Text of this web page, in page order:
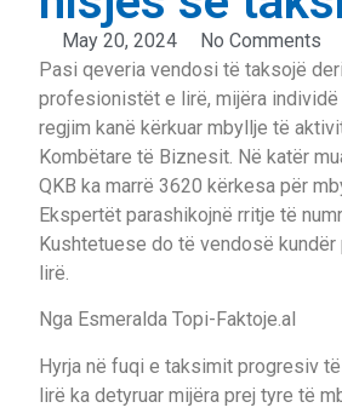
May 20, 2024 No Comments
Pasi qeveria vendosi të taksojë
profesionistët e lirë, mijëra individë
regjim kanë kërkuar mbyllje të
Kombëtare të Biznesit. Në katër
QKB ka marrë 3620 kërkesa për
Ekspertët parashikojnë rritje të
Kushtetuese do të vendosë
lirë.
Nga Esmeralda Topi-Faktoje.al
Hyrja në fuqi e taksimit progresiv
lirë ka detyruar mijëra prej tyre të